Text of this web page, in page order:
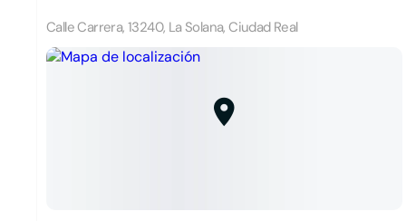
Calle Carrera, 13240, La Solana, Ciudad Real